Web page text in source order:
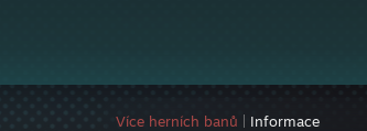
Více herních banů
Informace